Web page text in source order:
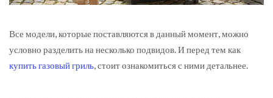
Все модели, которые поставляются в данный момент, можно
условно разделить на несколько подвидов. И перед тем как
купить газовый гриль, стоит ознакомиться с ними детальнее.